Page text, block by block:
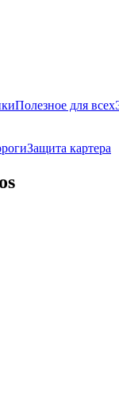
Полезное для всех
Защита картера